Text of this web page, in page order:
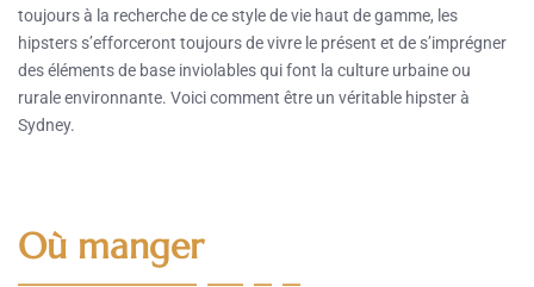
toujours à la recherche de ce style de vie haut de gamme, les
hipsters s’efforceront toujours de vivre le présent et de s’imprégner
des éléments de base inviolables qui font la culture urbaine ou
rurale environnante. Voici comment être un véritable hipster à
Sydney.
Où manger